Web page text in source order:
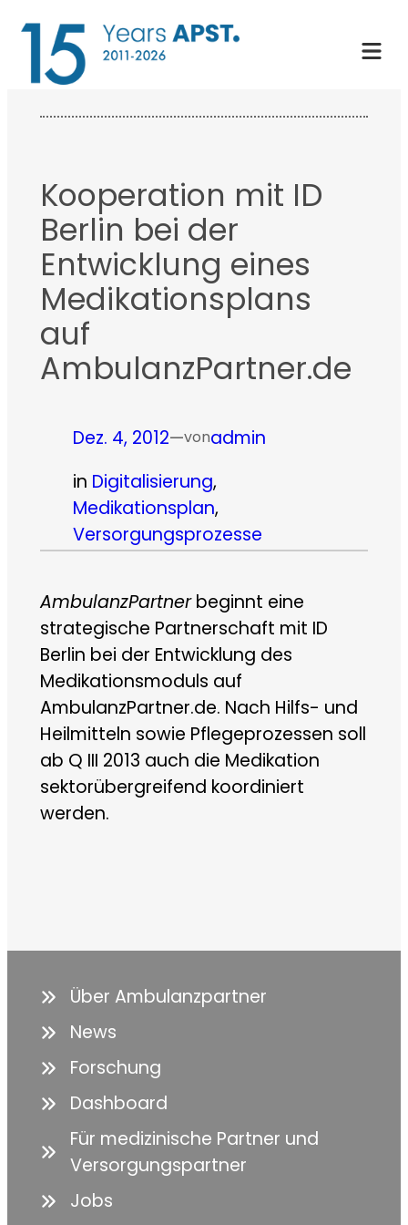
Zum
Inhalt
springen
Kooperation mit ID
Berlin bei der
Entwicklung eines
Medikationsplans
auf
AmbulanzPartner.de
Dez. 4, 2012—vonadmin
in Digitalisierung
Medikationsplan
Versorgungsprozesse
AmbulanzPartnerbeginnt eine
strategische Partnerschaft mit ID
Berlin bei der Entwicklung des
Medikationsmoduls auf
AmbulanzPartner.de. Nach Hilfs- und
Heilmitteln sowie Pflegeprozessen soll
ab Q III 2013 auch die Medikation
sektorübergreifend koordiniert
werden.
Über Ambulanzpartner
News
Forschung
Dashboard
Für medizinische Partner und
Versorgungspartner
Jobs